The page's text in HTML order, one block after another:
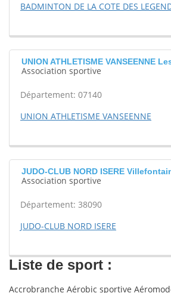
BADMINTON DE LA COTE DES
UNION ATHLETISME VANSEENNE
Association sportive
Département: 07140
UNION ATHLETISME VANSEENNE
JUDO-CLUB NORD ISERE
Association sportive
Département: 38090
JUDO-CLUB NORD ISERE
Liste de sport :
Accrobranche Aérobic sportive